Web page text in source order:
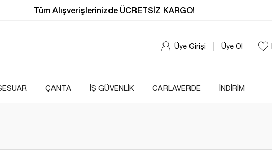
Üye Girişi Üye Ol
ÇANTA İŞ GÜVENLİK CARLAVERDE İNDİRİM
Tüm Alışverişlerinizde ÜCRETSİZ KARGO!